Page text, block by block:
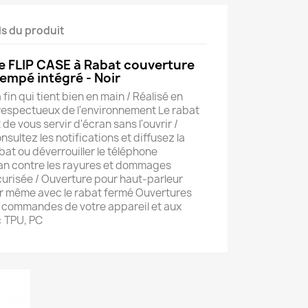
du produit
FLIP CASE à Rabat couverture
intégré - Noir
qui tient bien en main / Réalisé en
de l'environnement Le rabat
vous servir d'écran sans l'ouvrir /
les notifications et diffusez la
ou déverrouiller le téléphone
contre les rayures et dommages
/ Ouverture pour haut-parleur
même avec le rabat fermé Ouvertures
de votre appareil et aux
PC